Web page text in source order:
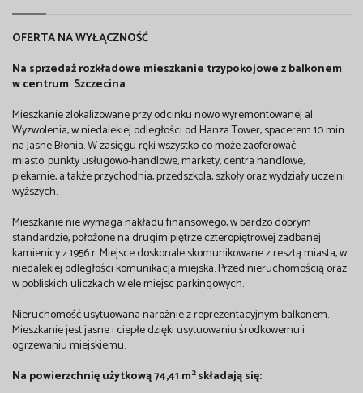
OFERTA NA WYŁĄCZNOŚĆ
Na sprzedaż rozkładowe mieszkanie trzypokojowe z balkonem
w centrum Szczecina
Mieszkanie zlokalizowane przy odcinku nowo wyremontowanej al.
Wyzwolenia, w niedalekiej odległości od Hanza Tower, spacerem 10 min
na Jasne Błonia. W zasięgu ręki wszystko co może zaoferować
miasto: punkty usługowo-handlowe, markety, centra handlowe,
piekarnie, a także przychodnia, przedszkola, szkoły oraz wydziały uczelni
wyższych.
Mieszkanie nie wymaga nakładu finansowego, w bardzo dobrym
standardzie, położone na drugim piętrze czteropiętrowej zadbanej
kamienicy z 1956 r. Miejsce doskonale skomunikowane z resztą miasta, w
niedalekiej odległości komunikacja miejska. Przed nieruchomością oraz
w pobliskich uliczkach wiele miejsc parkingowych.
Nieruchomość usytuowana narożnie z reprezentacyjnym balkonem.
Mieszkanie jest jasne i ciepłe dzięki usytuowaniu środkowemu i
ogrzewaniu miejskiemu.
Na powierzchnię użytkową 74,41 m2składają się: